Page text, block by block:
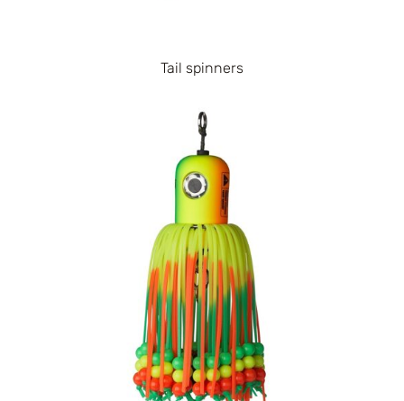
Tail spinners